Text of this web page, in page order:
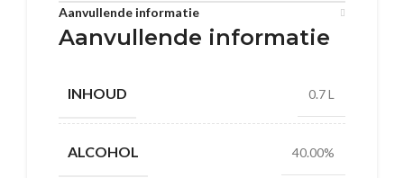
Aanvullende informatie
Aanvullende informatie
INHOUD 0.7 L
ALCOHOL 40.00%